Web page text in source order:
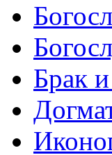
Брак